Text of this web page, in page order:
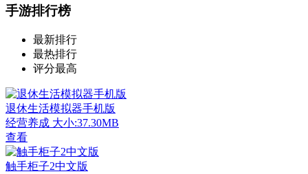
手游排行榜
最新排行
最热排行
评分最高
退休生活模拟器手机版
经营养成 大小:37.30MB
查看
触手柜子2中文版